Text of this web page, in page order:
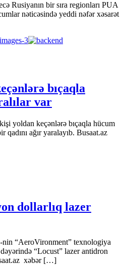
Rusiyanın bir sıra regionları PUA
nəticəsində yeddi nəfər xəsarət
bıçaqla
var
yoldan keçənlərə bıçaqla hücum
ağır yaralayıb. Busaat.az
dollarlıq lazer
“AeroVironment” texnologiya
“Locust” lazer antidron
xəbər […]